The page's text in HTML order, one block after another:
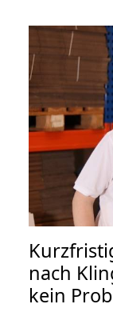
nach
kein